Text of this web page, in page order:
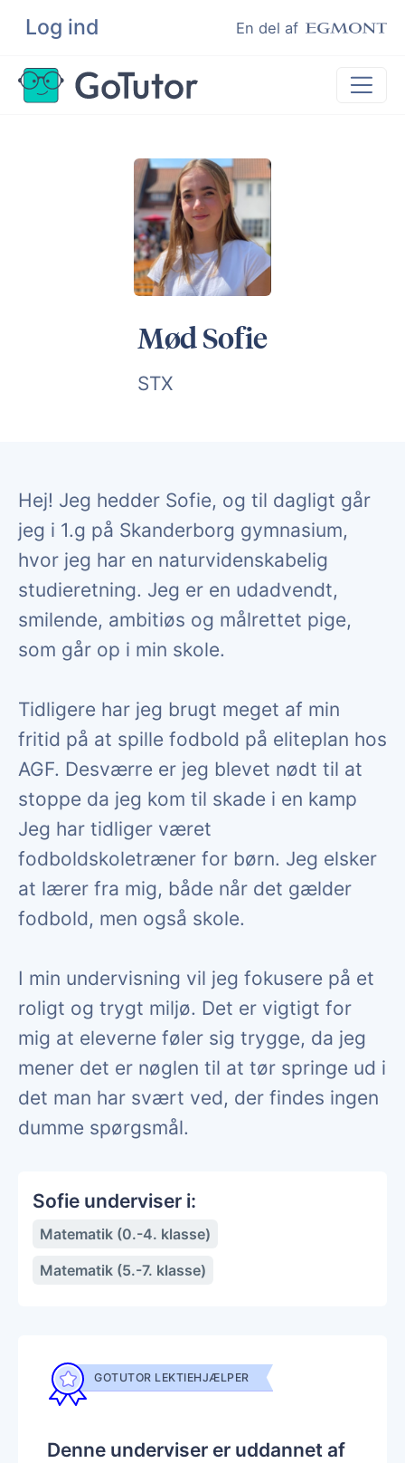
Log ind En del af
Søg
Lektiehjælp
Eksamenshjælp
Hjælp til ordblinde
Kundeudtalelser
Undervisere
Mød Sofie
STX
Hej! Jeg hedder Sofie, og til dagligt går
jeg i 1.g på Skanderborg gymnasium,
hvor jeg har en naturvidenskabelig
studieretning. Jeg er en udadvendt,
smilende, ambitiøs og målrettet pige,
som går op i min skole.
Tidligere har jeg brugt meget af min
fritid på at spille fodbold på eliteplan hos
AGF. Desværre er jeg blevet nødt til at
stoppe da jeg kom til skade i en kamp
Jeg har tidliger været
fodboldskoletræner for børn. Jeg elsker
at lærer fra mig, både når det gælder
fodbold, men også skole.
I min undervisning vil jeg fokusere på et
roligt og trygt miljø. Det er vigtigt for
mig at eleverne føler sig trygge, da jeg
mener det er nøglen til at tør springe ud i
det man har svært ved, der findes ingen
dumme spørgsmål.
Sofie underviser i:
Matematik (0.-4. klasse)
Matematik (5.-7. klasse)
GOTUTOR LEKTIEHJÆLPER
Denne underviser er uddannet af